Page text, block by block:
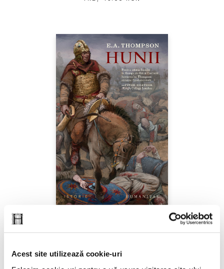
Acest site utilizează cookie-uri
E.A. Thompson,Hunii
PREȚ 79.00 RON